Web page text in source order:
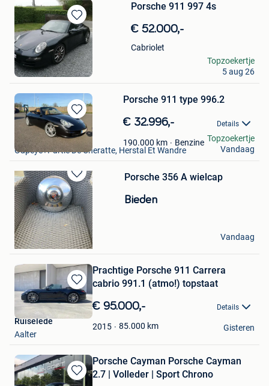
Bewaren
in
Mijn
Favorieten
Porsche 911 997 4s
€ 52.000,-
Cabriolet
Lardinois
Gembloux
Topzoekertje
5 aug 26
Bewaren
in
Mijn
Favorieten
Porsche 911 type 996.2
€ 32.996,- Details
190.000 km Benzine
PAPS
Oupeye+Partie De Cheratte, Herstal Et Wandre
Topzoekertje
Vandaag
Bewaren
in
Mijn
Favorieten
Porsche 356 A wielcap
Bieden
willy
Aalst
Vandaag
Bewaren
in
Mijn
Favorieten
Prachtige Porsche 911 Carrera
cabrio 991.1 (atmo!) topstaat
€ 95.000,- Details
2015 85.000 km
Ruiselede
Aalter
Gisteren
Bewaren
Porsche Cayman Porsche Cayman
2.7 | Volleder | Sport Chrono